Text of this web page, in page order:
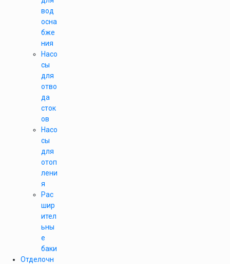
вод
осна
бже
ния
Насо
сы
для
отво
да
сток
ов
Насо
сы
для
отоп
лени
я
Рас
шир
ител
ьны
е
баки
Отделочн